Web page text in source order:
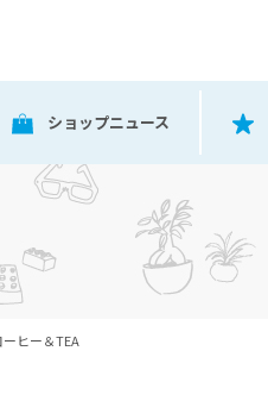
ショップニュース
ヒー＆TEA